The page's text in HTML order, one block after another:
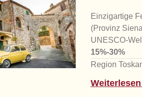
Einzigartige
(Provinz
UNESCO-
15%-30%
Region